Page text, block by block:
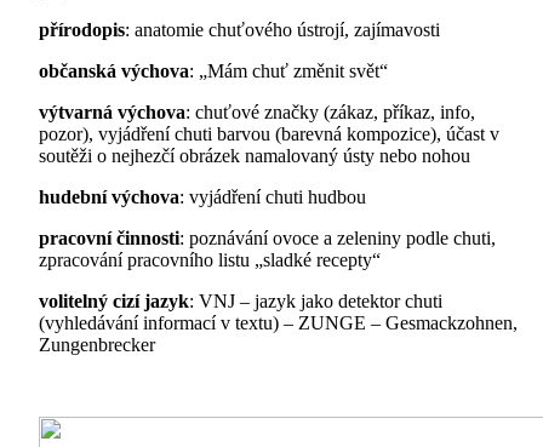
přírodopis: anatomie chuťového ústrojí, zajímavosti
občanská výchova: „Mám chuť změnit svět“
výtvarná výchova: chuťové značky (zákaz, příkaz, info,
pozor), vyjádření chuti barvou (barevná kompozice), účast v
soutěži o nejhezčí obrázek namalovaný ústy nebo nohou
hudební výchova: vyjádření chuti hudbou
pracovní činnosti: poznávání ovoce a zeleniny podle chuti,
zpracování pracovního listu „sladké recepty“
volitelný cizí jazyk: VNJ – jazyk jako detektor chuti
(vyhledávání informací v textu) – ZUNGE – Gesmackzohnen,
Zungenbrecker